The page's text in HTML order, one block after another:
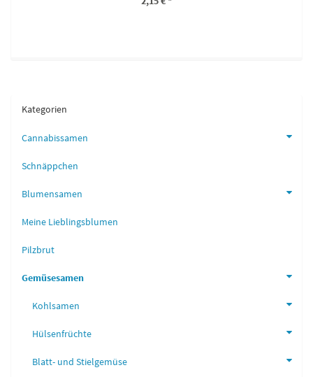
Kategorien
Cannabissamen
Schnäppchen
Blumensamen
Meine Lieblingsblumen
Pilzbrut
Gemüsesamen
Kohlsamen
Hülsenfrüchte
Blatt- und Stielgemüse